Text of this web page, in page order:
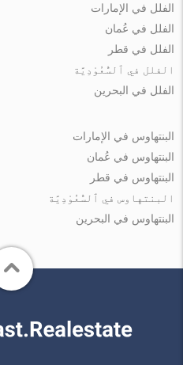
الفلل في الإمارات
الفلل في عُمان
الفلل في قطر
الفلل في ٱلسُّعُوْدِيَّة
الفلل في البحرين
البنتهاوس في الإمارات
البنتهاوس في عُمان
البنتهاوس في قطر
البنتهاوس في ٱلسُّعُوْدِيَّة
البنتهاوس في البحرين